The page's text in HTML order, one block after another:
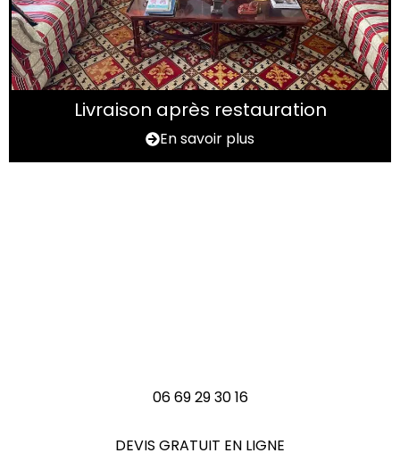
Livraison après restauration
En savoir plus
06 69 29 30 16
DEVIS GRATUIT EN LIGNE